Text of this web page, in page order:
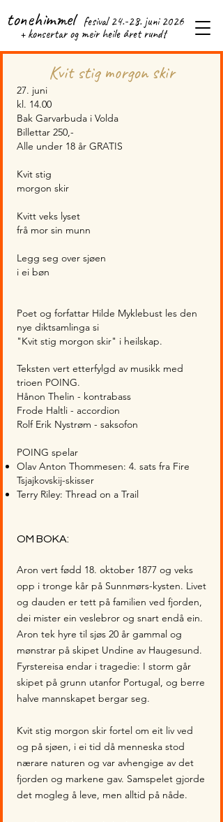
tonehimmel fesival 24.-28. juni 2026
+ konsertar og meir heile året rundt
Kvit stig morgon skir
27. juni
kl. 14.00
Bak Garvarbuda i Volda
Billettar 250,-
Alle under 18 år GRATIS
Kvit stig
morgon skir
Kvitt veks lyset
frå mor sin munn
Legg seg over sjøen
i ei bøn
Poet og forfattar Hilde Myklebust les den
nye diktsamlinga si
"Kvit stig morgon skir" i heilskap.
Teksten vert etterfylgd av musikk med
trioen POING.
Hånon Thelin - kontrabass
Frode Haltli - accordion
Rolf Erik Nystrøm - saksofon
POING spelar
Olav Anton Thommesen: 4. sats fra Fire
Tsjajkovskij-skisser
Terry Riley: Thread on a Trail
OM BOKA:
Aron vert fødd 18. oktober 1877 og veks
opp i tronge kår på Sunnmørs-kysten. Livet
og dauden er tett på familien ved fjorden,
dei mister ein veslebror og snart endå ein.
Aron tek hyre til sjøs 20 år gammal og
mønstrar på skipet Undine av Haugesund.
Fyrstereisa endar i tragedie: I storm går
skipet på grunn utanfor Portugal, og berre
halve mannskapet bergar seg.
Kvit stig morgon skir fortel om eit liv ved
og på sjøen, i ei tid då menneska stod
nærare naturen og var avhengige av det
fjorden og markene gav. Samspelet gjorde
det mogleg å leve, men alltid på nåde.